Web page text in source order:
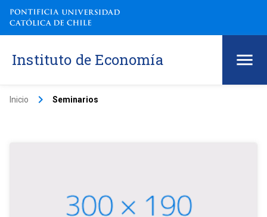
Instituto de Economía
Inicio keyboard_arrow_right Seminarios